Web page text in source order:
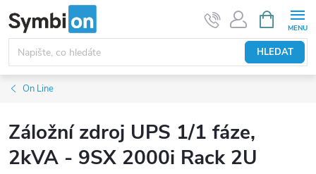
na
obsah
HLEDAT
NÁKUPNÍ
KOŠÍK
On Line
Záložní zdroj UPS 1/1 fáze,
2kVA - 9SX 2000i Rack 2U